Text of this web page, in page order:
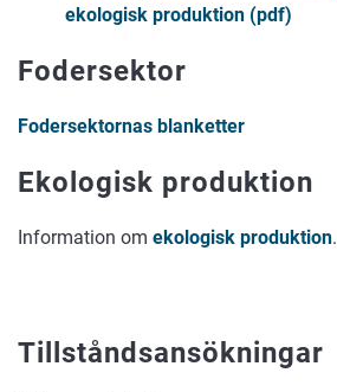
ekologisk produktion (pdf)
Fodersektor
Fodersektornas blanketter
Ekologisk produktion
Information om ekologisk produktion.
Tillståndsansökningar